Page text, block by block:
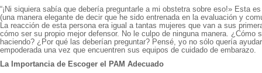
“¡Ni siquiera sabía que debería preguntarle a mi obstetra sobre eso!» Esta
(una manera elegante de decir que he sido entrenada en la evaluación y
La reacción de esta persona era igual a tantas mujeres que van a sus
cómo ser su propio mejor defensor. No le culpo de ninguna manera.
haciendo? ¿Por qué las deberían preguntar? Pensé, yo no sólo quería
empoderada una vez que encuentren sus equipos de cuidado de embarazo.
La Importancia de Escoger el PAM Adecuado